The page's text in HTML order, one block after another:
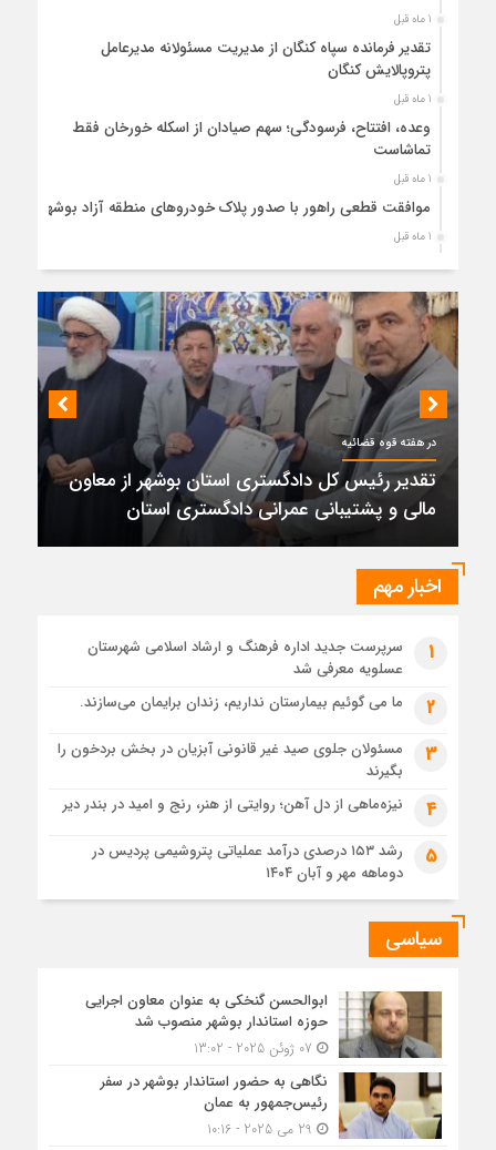
1 ماه قبل
تقدیر فرمانده سپاه کنگان از مدیریت مسئولانه مدیرعامل
پتروپالایش کنگان
1 ماه قبل
وعده، افتتاح، فرسودگی؛ سهم صیادان از اسکله خورخان فقط
تماشاست
1 ماه قبل
موافقت قطعی راهور با صدور پلاک خودروهای منطقه آزاد بوشهر
1 ماه قبل
حضور میدانی واحد ثبتی دیر در آبدان؛ ارائه خدمات و نقشه‌برداری
رایگان برای کاهش مراجعات مردمی
1 ماه قبل
دبیر ستاد بزرگداشت هفته دولت در استان بوشهر منصوب شد
کمربندی دیر؛ مسیر نجاتی که در بن‌بست ترک‌فعل‌ها مانده است
پتروشیمی نوری بر سکوی طلای BRICS 2026 ایستاد
1 ماه قبل
تقدیر رئیس کل دادگستری استان بوشهر از معاون مالی و
پشتیبانی عمرانی دادگستری استان
1 ماه قبل
دادستان بوشهر: تسری منطقه آزاد به بافت شهری مرکز استان
1 ماه قبل
زابل و بندر دیر در فهرست داغ‌ترین نقاط جهان؛ جنوب و شرق ایران
زیر آتش تابستان
در هفته قوه قضائیه
تقدیر رئیس کل دادگستری استان بوشهر از معاون
مالی و پشتیبانی عمرانی دادگستری استان
اخبار مهم
1
سرپرست جدید اداره فرهنگ و ارشاد اسلامی شهرستان
عسلویه معرفی شد
2 ما می گوئیم بیمارستان نداریم، زندان برایمان می‌سازند.
3
مسئولان جلوی صید غیر قانونی آبزیان در بخش بردخون را
بگیرند
4 نیزه‌ماهی از دل آهن؛ روایتی از هنر، رنج و امید در بندر دیر
5
رشد ۱۵۳ درصدی درآمد عملیاتی پتروشیمی پردیس در
دوماهه مهر و آبان ۱۴۰۴
سیاسی
ابوالحسن گنخکی به عنوان معاون اجرایی
حوزه استاندار بوشهر منصوب شد
نگاهی به حضور استاندار بوشهر در سفر
رئیس‌جمهور به عمان